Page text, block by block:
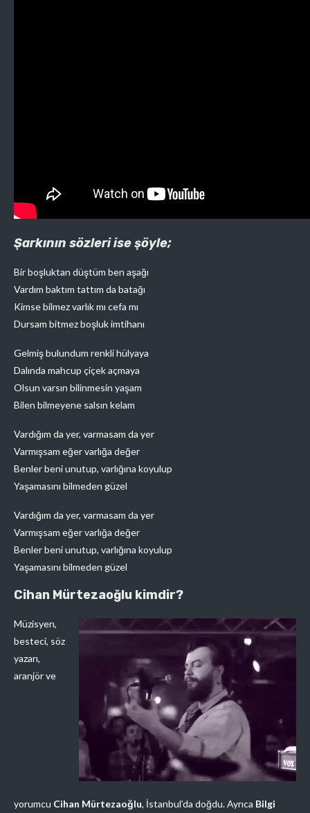
Şarkının sözleri ise şöyle;
Bir boşluktan düştüm ben aşağı
Vardım baktım tattım da batağı
Kimse bilmez varlık mı cefa mı
Dursam bitmez boşluk imtihanı
Gelmiş bulundum renkli hülyaya
Dalında mahcup çiçek açmaya
Olsun varsın bilinmesin yaşam
Bilen bilmeyene salsın kelam
Vardığım da yer, varmasam da yer
Varmışsam eğer varlığa değer
Benler beni unutup, varlığına koyulup
Yaşamasını bilmeden güzel
Vardığım da yer, varmasam da yer
Varmışsam eğer varlığa değer
Benler beni unutup, varlığına koyulup
Yaşamasını bilmeden güzel
Cihan Mürtezaoğlu kimdir?
Müzisyen,
besteci, söz
yazarı,
aranjör ve
yorumcu Cihan Mürtezaoğlu, İstanbul’da doğdu. Ayrıca Bilgi